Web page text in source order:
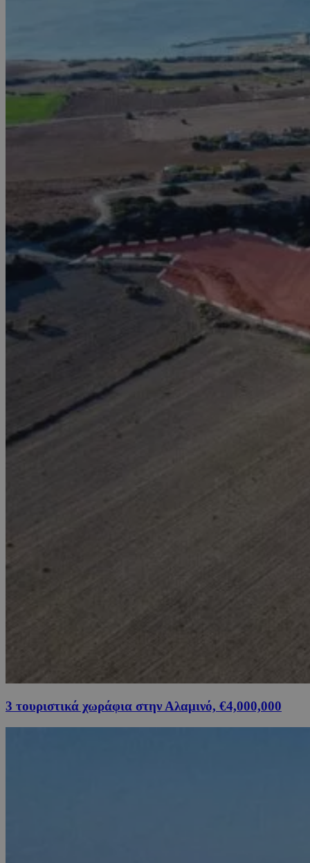
3 τουριστικά χωράφια στην Αλαμινό, €4,000,000